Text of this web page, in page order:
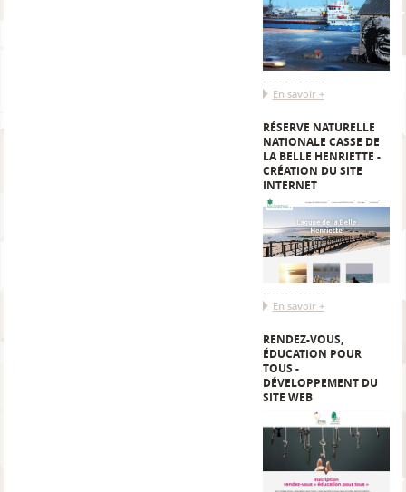
En savoir +
RÉSERVE NATURELLE
NATIONALE CASSE DE
LA BELLE HENRIETTE -
CRÉATION DU SITE
INTERNET
En savoir +
RENDEZ-VOUS,
ÉDUCATION POUR
TOUS -
DÉVELOPPEMENT DU
SITE WEB